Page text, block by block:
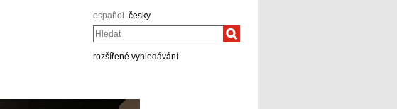
español česky
Hledat
rozšířené vyhledávání